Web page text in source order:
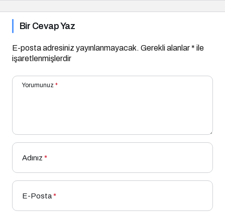
Bir Cevap Yaz
E-posta adresiniz yayınlanmayacak. Gerekli alanlar* ile
işaretlenmişlerdir
Yorumunuz *
Adınız *
E-Posta*